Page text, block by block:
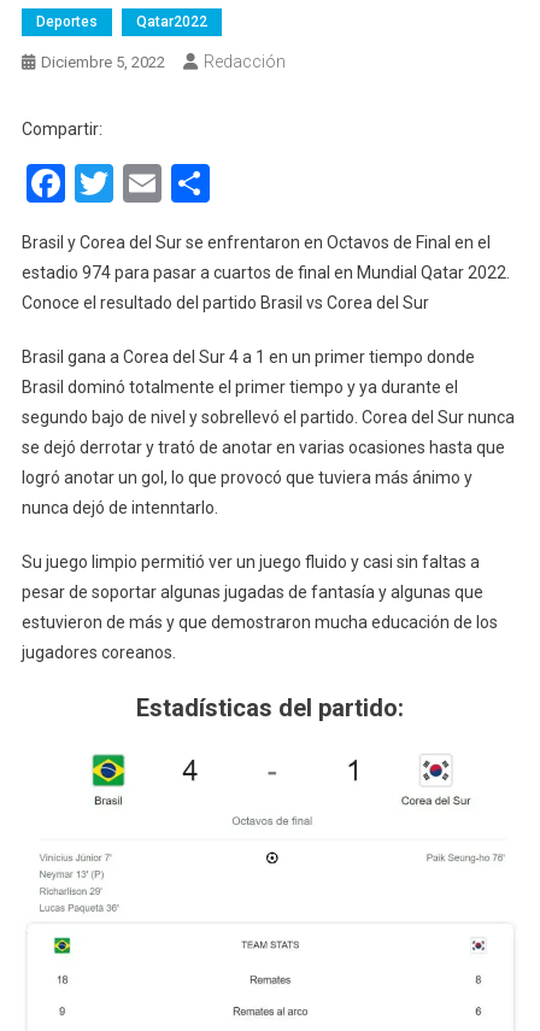
Deportes Qatar2022
Diciembre 5, 2022 Redacción
Compartir:
Facebook
Twitter
EmailCompartir
Brasil y Corea del Sur se enfrentaron en Octavos de Final en el
estadio 974 para pasar a cuartos de final en Mundial Qatar 2022.
Conoce el resultado del partido Brasil vs Corea del Sur
Brasil gana a Corea del Sur 4 a 1 en un primer tiempo donde
Brasil dominó totalmente el primer tiempo y ya durante el
segundo bajo de nivel y sobrellevó el partido. Corea del Sur nunca
se dejó derrotar y trató de anotar en varias ocasiones hasta que
logró anotar un gol, lo que provocó que tuviera más ánimo y
nunca dejó de intenntarlo.
Su juego limpio permitió ver un juego fluido y casi sin faltas a
pesar de soportar algunas jugadas de fantasía y algunas que
estuvieron de más y que demostraron mucha educación de los
jugadores coreanos.
Estadísticas del partido: